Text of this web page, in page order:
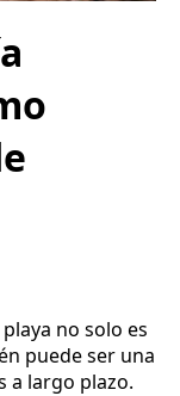
no solo es
puede ser una
a largo plazo.